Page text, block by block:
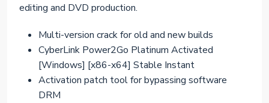
editing and DVD production.
Multi-version crack for old and new builds
CyberLink Power2Go Platinum Activated
[Windows] [x86-x64] Stable Instant
Activation patch tool for bypassing software
DRM